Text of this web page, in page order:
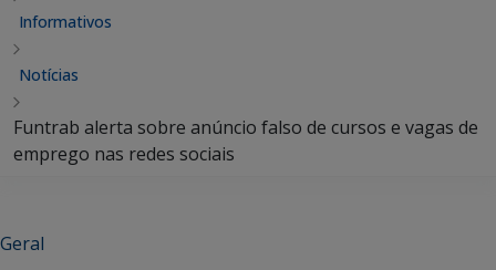
Informativos
Notícias
Funtrab alerta sobre anúncio falso de cursos e vagas de
emprego nas redes sociais
Geral